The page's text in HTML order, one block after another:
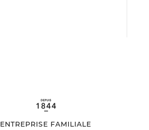
ENTREPRISE FAMILIALE